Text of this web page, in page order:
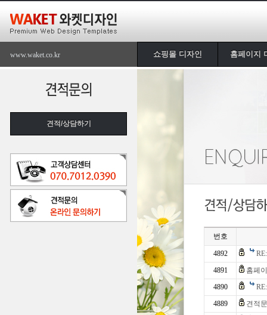
www.waket.co.kr 쇼핑몰 디자인 홈페이지
견적/상담하기
번호
4892
4891
홈페
4890
4889
견적